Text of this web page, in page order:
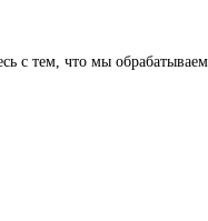
с тем, что мы